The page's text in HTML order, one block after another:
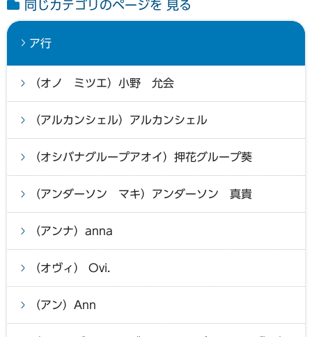
同じカテゴリのページを 見る
ア行
（オノ ミツエ）小野 允会
（アルカンシェル）アルカンシェル
（オシバナグループアオイ）押花グループ葵
（アンダーソン マキ）アンダーソン 真貴
（アンナ）anna
（オヴィ） Ovi.
（アン）Ann